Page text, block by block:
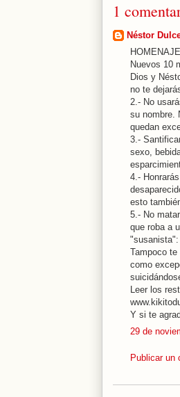
1
Néstor
Nuevos 10
Dios y
no te
2.- No
su nombre.
quedan
3.-
sexo,
4.-
esto
5.- No
que roba a
"susanista":
Tampoco
como
Leer los
Y si te
29 de
Publicar un